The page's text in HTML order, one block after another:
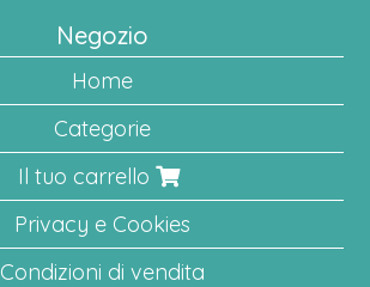
Negozio
Home
Categorie
Il tuo carrello
Privacy e Cookies
Condizioni di vendita